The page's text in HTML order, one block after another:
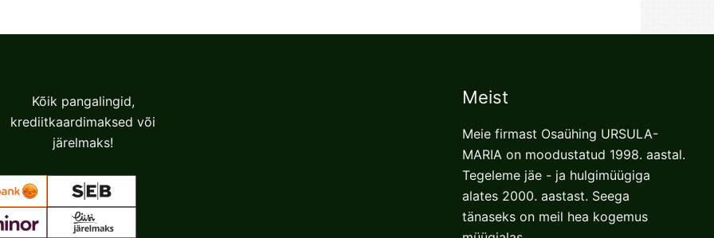
Kõik pangalingid,
krediitkaardimaksed või
järelmaks!
Meist
Meie firmast Osaühing URSULA-
MARIA on moodustatud 1998. aastal.
Tegeleme jäe - ja hulgimüügiga
alates 2000. aastast. Seega
tänaseks on meil hea kogemus